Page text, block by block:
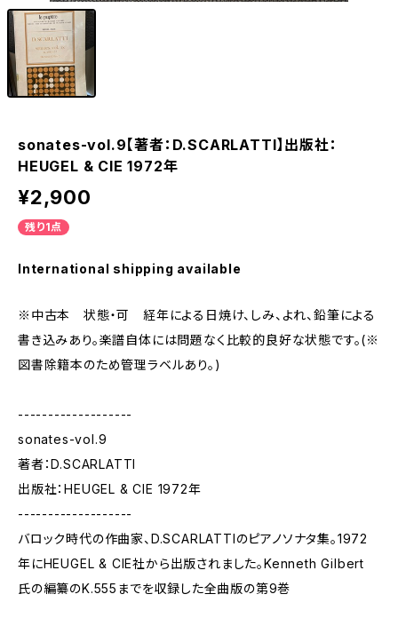
sonates-vol.9【著者：D.SCARLATTI】出版社：
HEUGEL & CIE 1972年
¥2,900
残り1点
International shipping available
※中古本 状態・可 経年による日焼け、しみ、よれ、鉛筆による
書き込みあり。楽譜自体には問題なく比較的良好な状態です。(※
図書除籍本のため管理ラベルあり。)
-------------------
sonates-vol.9
著者：D.SCARLATTI
出版社：HEUGEL & CIE 1972年
-------------------
バロック時代の作曲家、D.SCARLATTIのピアノソナタ集。1972
年にHEUGEL & CIE社から出版されました。Kenneth Gilbert
氏の編纂のK.555までを収録した全曲版の第9巻